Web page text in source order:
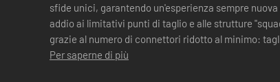
sfide unici, garantendo un'esperienza sempre
addio ai limitativi punti di taglio e alle strutture
grazie al numero di connettori ridotto al minimo:
maggiore cont...
Per saperne di più